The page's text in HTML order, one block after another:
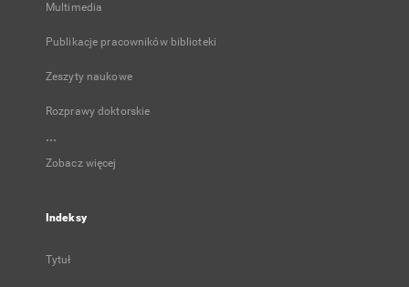
Multimedia
Publikacje pracowników biblioteki
Zeszyty naukowe
Rozprawy doktorskie
...
Zobacz więcej
Indeksy
Tytuł